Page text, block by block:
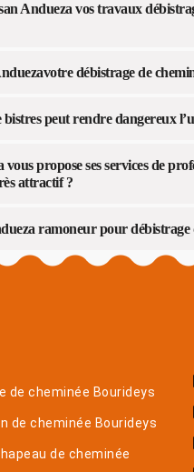
Andueza vos travaux
débistrage de
peut rendre dangereux
propose ses services de
attractif ?
ramoneur pour débistrage
de cheminée Bourideys
de cheminée Bourideys
de cheminée